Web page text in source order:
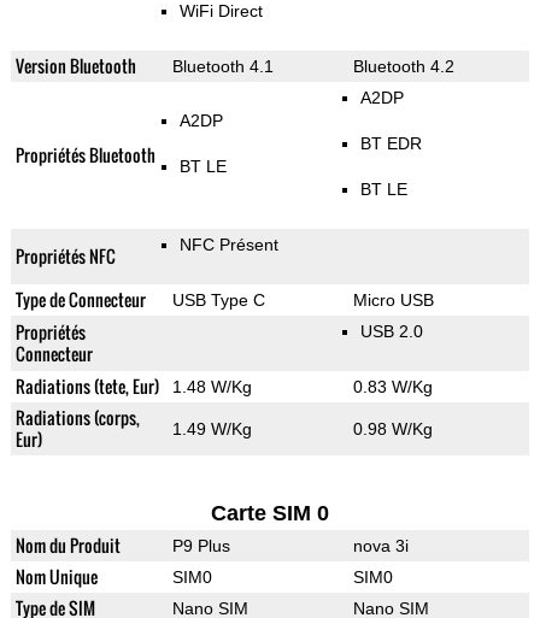
WiFi Direct
Version Bluetooth Bluetooth 4.1 Bluetooth 4.2
Propriétés Bluetooth
A2DP
BT LE
A2DP
BT EDR
BT LE
Propriétés NFC NFC Présent
Type de Connecteur USB Type C Micro USB
Propriétés
Connecteur
USB 2.0
Radiations (tete, Eur) 1.48 W/Kg 0.83 W/Kg
Radiations (corps,
Eur)
1.49 W/Kg 0.98 W/Kg
Carte SIM 0
Nom du Produit P9 Plus nova 3i
Nom Unique SIM0 SIM0
Type de SIM Nano SIM Nano SIM